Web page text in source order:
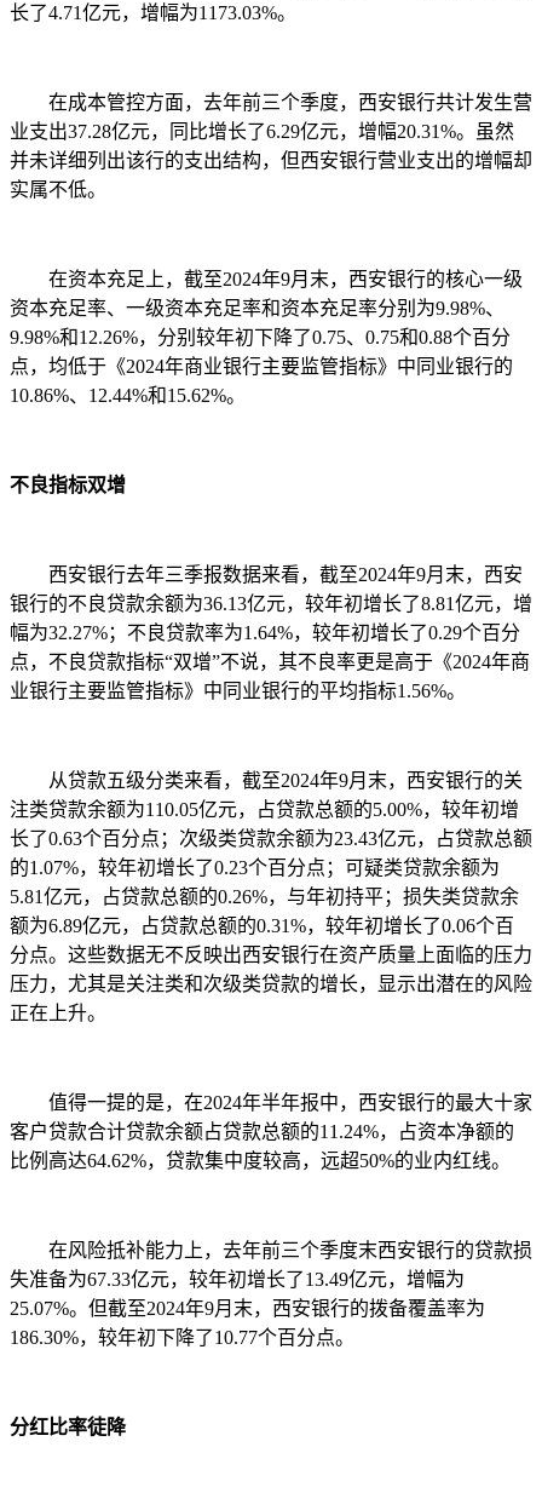
长了4.71亿元，增幅为1173.03%。
在成本管控方面，去年前三个季度，西安银行共计发生营
业支出37.28亿元，同比增长了6.29亿元，增幅20.31%。虽然
并未详细列出该行的支出结构，但西安银行营业支出的增幅却
实属不低。
在资本充足上，截至2024年9月末，西安银行的核心一级
资本充足率、一级资本充足率和资本充足率分别为9.98%、
9.98%和12.26%，分别较年初下降了0.75、0.75和0.88个百分
点，均低于《2024年商业银行主要监管指标》中同业银行的
10.86%、12.44%和15.62%。
不良指标双增
西安银行去年三季报数据来看，截至2024年9月末，西安
银行的不良贷款余额为36.13亿元，较年初增长了8.81亿元，增
幅为32.27%；不良贷款率为1.64%，较年初增长了0.29个百分
点，不良贷款指标“双增”不说，其不良率更是高于《2024年商
业银行主要监管指标》中同业银行的平均指标1.56%。
从贷款五级分类来看，截至2024年9月末，西安银行的关
注类贷款余额为110.05亿元，占贷款总额的5.00%，较年初增
长了0.63个百分点；次级类贷款余额为23.43亿元，占贷款总额
的1.07%，较年初增长了0.23个百分点；可疑类贷款余额为
5.81亿元，占贷款总额的0.26%，与年初持平；损失类贷款余
额为6.89亿元，占贷款总额的0.31%，较年初增长了0.06个百
分点。这些数据无不反映出西安银行在资产质量上面临的压力
压力，尤其是关注类和次级类贷款的增长，显示出潜在的风险
正在上升。
值得一提的是，在2024年半年报中，西安银行的最大十家
客户贷款合计贷款余额占贷款总额的11.24%，占资本净额的
比例高达64.62%，贷款集中度较高，远超50%的业内红线。
在风险抵补能力上，去年前三个季度末西安银行的贷款损
失准备为67.33亿元，较年初增长了13.49亿元，增幅为
25.07%。但截至2024年9月末，西安银行的拨备覆盖率为
186.30%，较年初下降了10.77个百分点。
分红比率徒降